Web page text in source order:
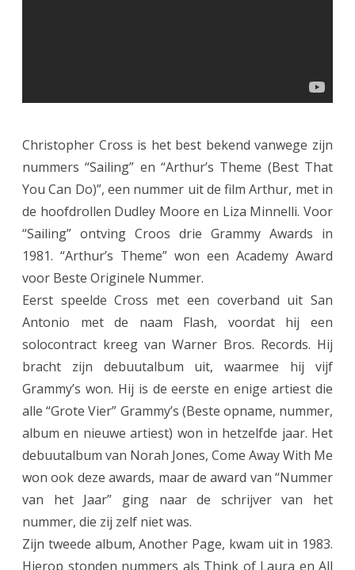
Christopher Cross is het best bekend vanwege zijn
nummers “Sailing” en “Arthur’s Theme (Best That
You Can Do)”, een nummer uit de film Arthur, met in
de hoofdrollen Dudley Moore en Liza Minnelli. Voor
“Sailing” ontving Croos drie Grammy Awards in
1981. “Arthur’s Theme” won een Academy Award
voor Beste Originele Nummer.
Eerst speelde Cross met een coverband uit San
Antonio met de naam Flash, voordat hij een
solocontract kreeg van Warner Bros. Records. Hij
bracht zijn debuutalbum uit, waarmee hij vijf
Grammy’s won. Hij is de eerste en enige artiest die
alle “Grote Vier” Grammy’s (Beste opname, nummer,
album en nieuwe artiest) won in hetzelfde jaar. Het
debuutalbum van Norah Jones, Come Away With Me
won ook deze awards, maar de award van “Nummer
van het Jaar” ging naar de schrijver van het
nummer, die zij zelf niet was.
Zijn tweede album, Another Page, kwam uit in 1983.
Hierop stonden nummers als Think of Laura en All